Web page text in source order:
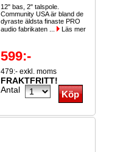
12" bas, 2" talspole.
Community USA är bland de
dyraste äldsta finaste PRO
audio fabrikaten ...
Läs mer
599:-
479:- exkl. moms
FRAKTFRITT!
Antal